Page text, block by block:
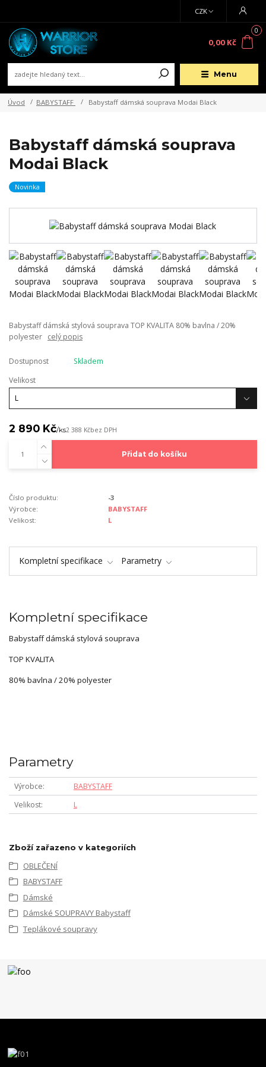
Menu
CZK
0
0,00 Kč
Úvod BABYSTAFF Babystaff dámská souprava Modai Black
Babystaff dámská souprava
Modai Black
Novinka
Babystaff dámská stylová souprava TOP KVALITA 80% bavlna / 20%
polyester celý popis
Dostupnost
Skladem
Velikost
2 890 Kč/ks2 388 Kčbez DPH
Přidat do košíku
Číslo produktu:
-3
Výrobce:
BABYSTAFF
Velikost:
L
Kompletní specifikace Parametry
Kompletní specifikace
Babystaff dámská stylová souprava
TOP KVALITA
80% bavlna / 20% polyester
Parametry
Výrobce
BABYSTAFF
Velikost
L
Zboží zařazeno v kategoriích
OBLEČENÍ
BABYSTAFF
Dámské
Dámské SOUPRAVY Babystaff
Teplákové soupravy